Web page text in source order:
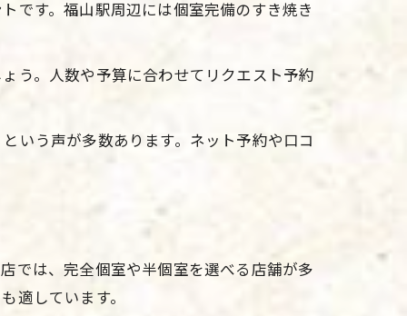
です。福山駅周辺には個室完備のすき焼き
う。人数や予算に合わせてリクエスト予約
いう声が多数あります。ネット予約や口コ
では、完全個室や半個室を選べる店舗が多
適しています。